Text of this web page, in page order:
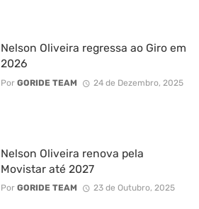
Nelson Oliveira regressa ao Giro em
2026
Por GORIDE TEAM 24 de Dezembro, 2025
Nelson Oliveira renova pela
Movistar até 2027
Por GORIDE TEAM 23 de Outubro, 2025